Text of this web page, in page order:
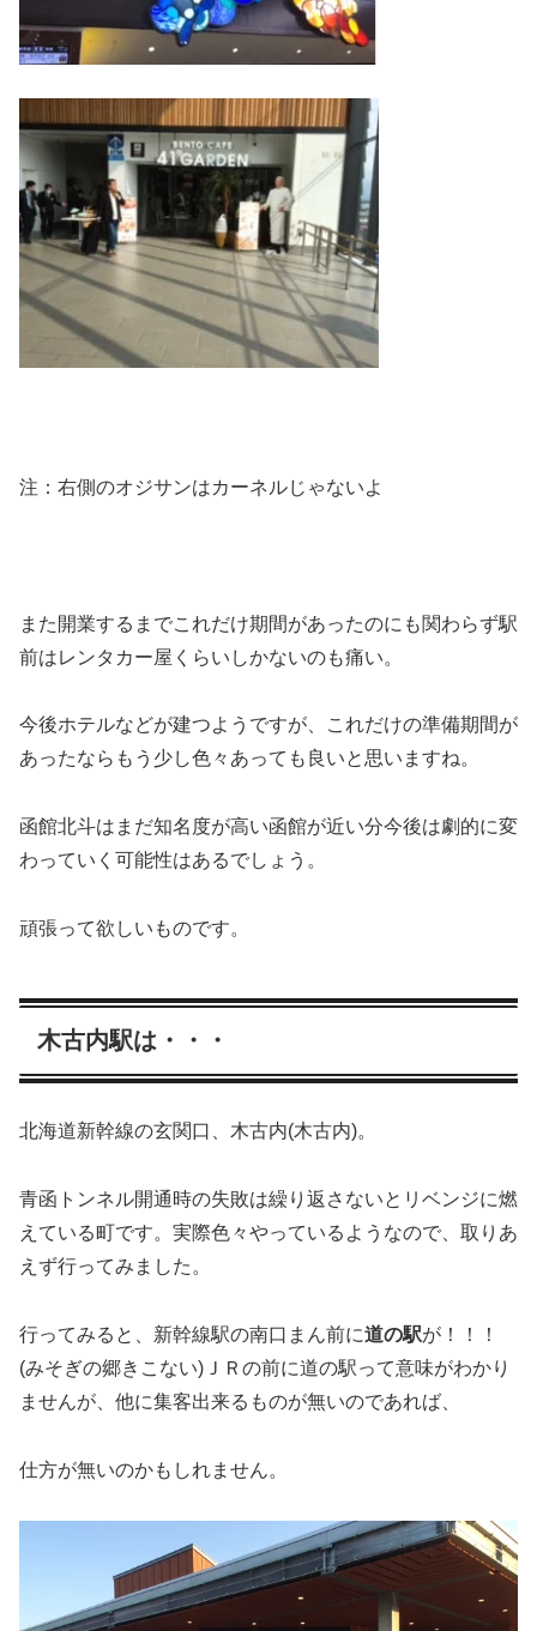
注：右側のオジサンはカーネルじゃないよ
また開業するまでこれだけ期間があったのにも関わらず駅
前はレンタカー屋くらいしかないのも痛い。
今後ホテルなどが建つようですが、これだけの準備期間が
あったならもう少し色々あっても良いと思いますね。
函館北斗はまだ知名度が高い函館が近い分今後は劇的に変
わっていく可能性はあるでしょう。
頑張って欲しいものです。
木古内駅は・・・
北海道新幹線の玄関口、木古内(木古内)。
青函トンネル開通時の失敗は繰り返さないとリベンジに燃
えている町です。実際色々やっているようなので、取りあ
えず行ってみました。
行ってみると、新幹線駅の南口まん前に道の駅が！！！
(みそぎの郷きこない)ＪＲの前に道の駅って意味がわかり
ませんが、他に集客出来るものが無いのであれば、
仕方が無いのかもしれません。